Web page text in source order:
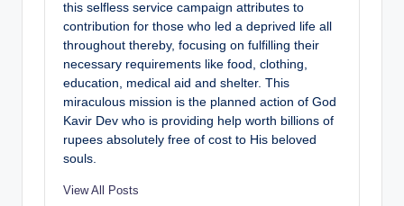
this selfless service campaign attributes to
contribution for those who led a deprived life all
throughout thereby, focusing on fulfilling their
necessary requirements like food, clothing,
education, medical aid and shelter. This
miraculous mission is the planned action of God
Kavir Dev who is providing help worth billions of
rupees absolutely free of cost to His beloved
souls.
View All Posts